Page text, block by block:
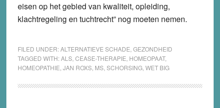
eisen op het gebied van kwaliteit, opleiding,
klachtregeling en tuchtrecht” nog moeten nemen.
FILED UNDER:ALTERNATIEVE SCHADE GEZONDHEID
TAGGED WITH:ALS, CEASE-THERAPIE HOMEOPAAT,
HOMEOPATHIE JAN ROXS, MS, SCHORSING, WET BIG